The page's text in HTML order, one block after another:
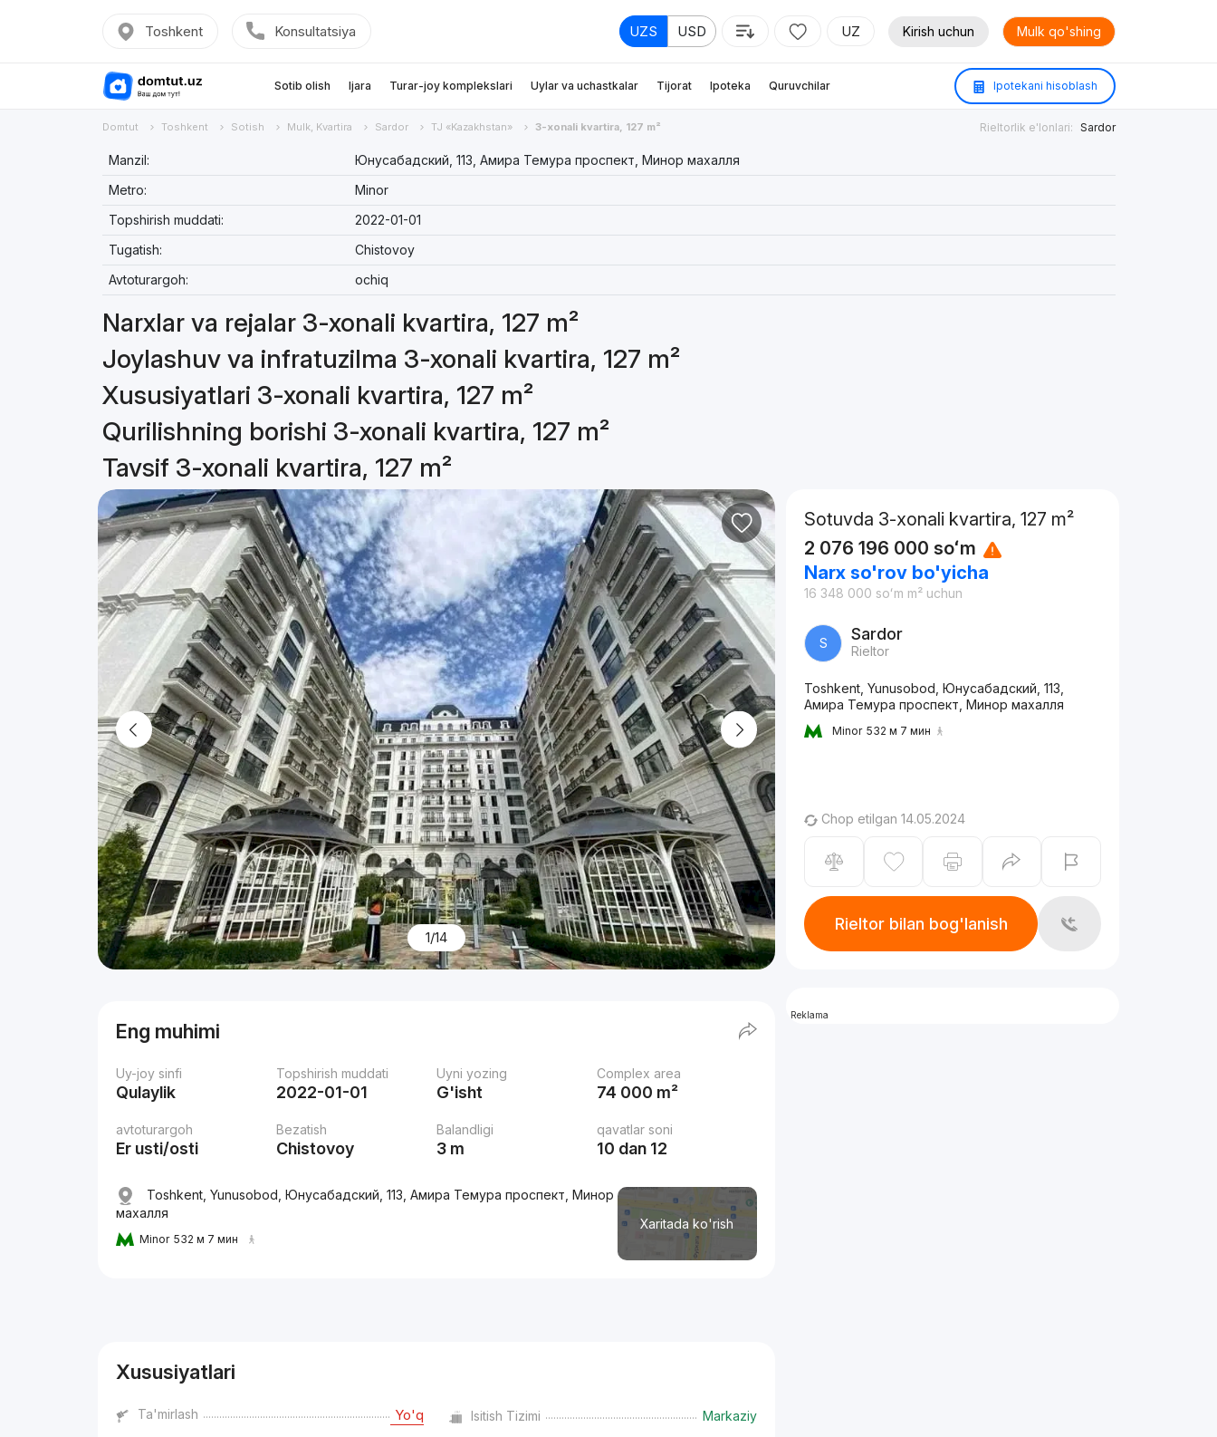
Toshkent Konsultatsiya UZS USD UZ Kirish uchun Mulk qo'shing
Sotib olish Ijara Turar-joy komplekslari Uylar va uchastkalar Tijorat Ipoteka Quruvchilar Ipotekani hisoblash
Domtut Toshkent Sotish Mulk, Kvartira Sardor TJ «Kazakhstan» 3-xonali kvartira, 127 m² Rieltorlik e'lonlari: Sardor
Manzil:
Юнусабадский, 113, Амира Темура проспект, Минор махалля
Metro:
Minor
Topshirish muddati:
2022-01-01
Tugatish:
Chistovoy
Avtoturargoh:
ochiq
Narxlar va rejalar 3-xonali kvartira, 127 m²
Joylashuv va infratuzilma 3-xonali kvartira, 127 m²
Xususiyatlari 3-xonali kvartira, 127 m²
Qurilishning borishi 3-xonali kvartira, 127 m²
Tavsif 3-xonali kvartira, 127 m²
1/14
Eng muhimi
Uy-joy sinfi
Qulaylik
Topshirish muddati
2022-01-01
Uyni yozing
G'isht
Complex area
74 000 m²
avtoturargoh
Er usti/osti
Bezatish
Chistovoy
Balandligi
3 m
qavatlar soni
10 dan 12
Xaritada ko'rish
Toshkent, Yunusobod, Юнусабадский, 113, Амира Темура проспект, Минор
махалля
Minor 532 м 7 мин
Xususiyatlari
Ta'mirlash Yo'q Isitish Tizimi Markaziy
Sotuvda 3-xonali kvartira, 127 m²
2 076 196 000 soʻm
Narx so'rov bo'yicha
16 348 000 soʻm m² uchun
S Sardor
Rieltor
Toshkent, Yunusobod, Юнусабадский, 113,
Амира Темура проспект, Минор махалля
Minor 532 м 7 мин
Chop etilgan 14.05.2024
Rieltor bilan bog'lanish
Reklama